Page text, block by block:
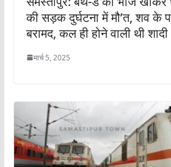
की सड़क दुर्घटना में मौ’त, शव के
बरामद, कल ही होने वाली थी शादी
मार्च 5, 2025